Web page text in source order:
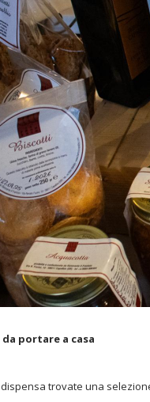
portare a casa
trovate una